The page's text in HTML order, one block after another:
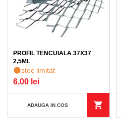
PROFIL TENCUIALA 37X37
2,5ML
stoc limitat
6,00 lei
ADAUGA IN COS